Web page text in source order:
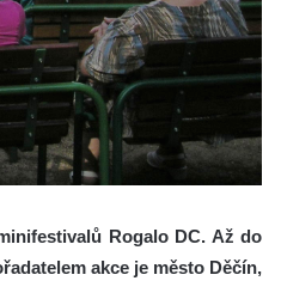
Rogalo DC. Až do
akce je město Děčín,